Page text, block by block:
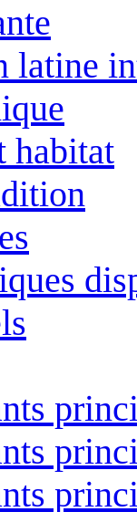
latine
habitat